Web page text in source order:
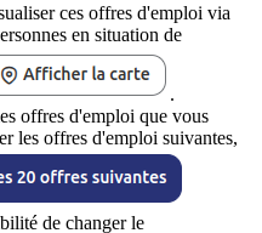
ces offres d'emploi via
en situation de
.
offres d'emploi que vous
les offres d'emploi suivantes,
de changer le